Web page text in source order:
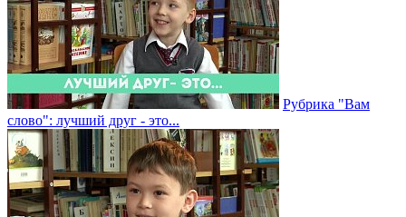
Рубрика "Вам
слово": лучший друг - это...